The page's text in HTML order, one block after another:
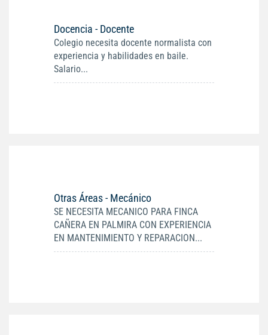
Docencia - Docente
Colegio necesita docente normalista con
experiencia y habilidades en baile.
Salario...
Otras Áreas - Mecánico
SE NECESITA MECANICO PARA FINCA
CAÑERA EN PALMIRA CON EXPERIENCIA
EN MANTENIMIENTO Y REPARACION...